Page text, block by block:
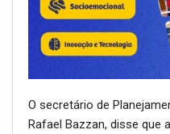
O secretário de
Rafael Bazzan, disse que